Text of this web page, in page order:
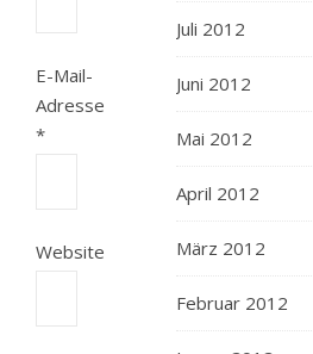
E-Mail-
Adresse
*
Website
Juli 2012
Juni 2012
Mai 2012
April 2012
März 2012
Februar 2012